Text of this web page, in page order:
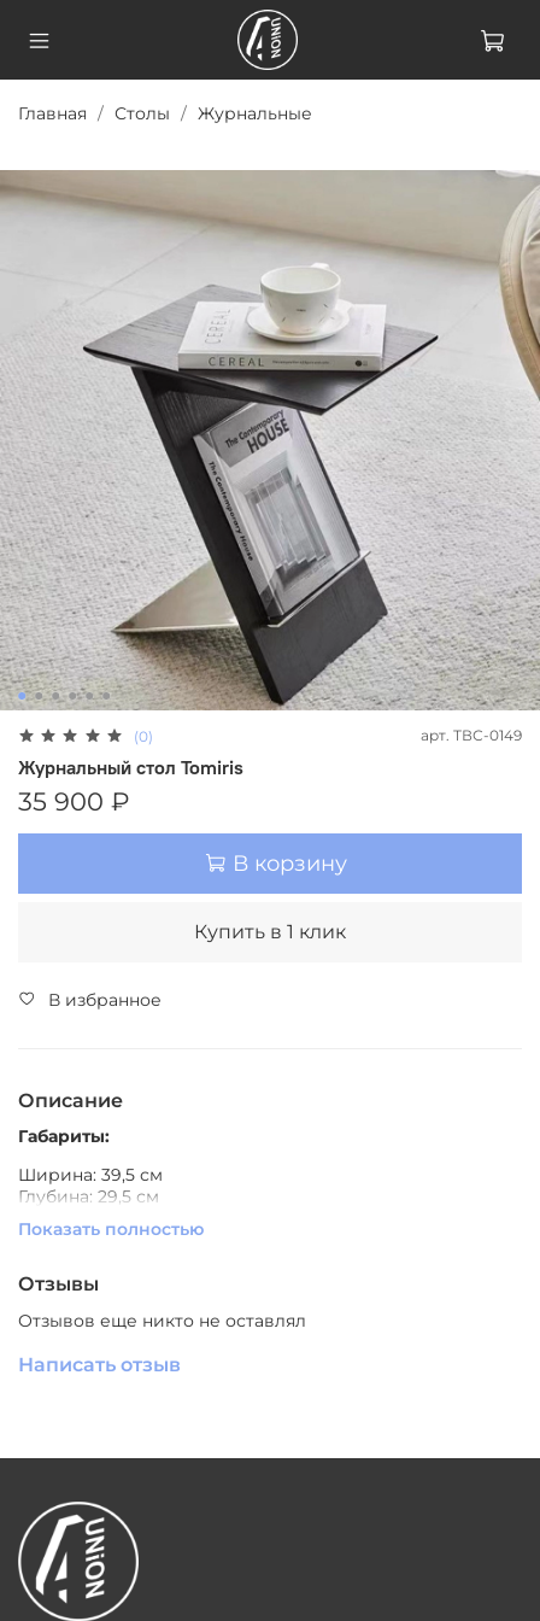
Главная Столы Журнальные
(0) арт. ТВС-0149
Журнальный стол Tomiris
35 900 ₽
В корзину
Купить в 1 клик
В избранное
Описание
Габариты:
Ширина: 39,5 см
Глубина: 29,5 см
Высота общая: 40 см
Материал: дерево, металл
Цвет: черный
Производитель: Южный Китай
Показать полностью
Отзывы
Отзывов еще никто не оставлял
Написать отзыв